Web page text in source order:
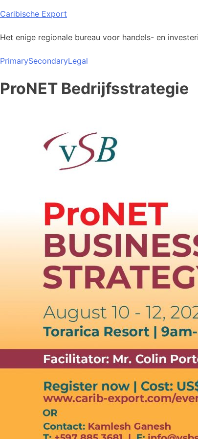
Skip
content
Caribische Export
Het enige regionale bureau voor handels- en
PrimarySecondaryLegal
ProNET Bedrijfsstrategie